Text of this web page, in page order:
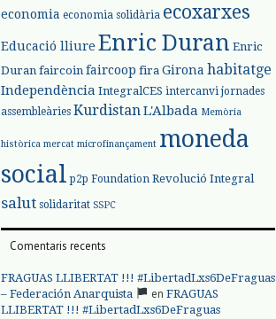
economia economia solidària ecoxarxes
Educació lliure Enric Duran Enric
Duran faircoin faircoop fira Girona habitatge
Independència IntegralCES intercanvi jornades
assembleàries Kurdistan L'Albada Memòria
històrica mercat microfinançament moneda
social p2p Foundation Revolució Integral
salut solidaritat SSPC
Comentaris recents
FRAGUAS LLIBERTAT !!! #LibertadLxs6DeFraguas
– Federación Anarquista
en FRAGUAS
LLIBERTAT !!! #LibertadLxs6DeFraguas